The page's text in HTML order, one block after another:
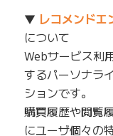
▼ レコメンドエ
について
Webサービス利
するパーソナラ
ションです。
購買履歴や閲覧
にユーザ個々の